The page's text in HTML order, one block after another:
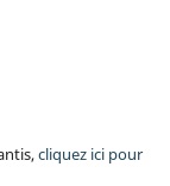
cliquez ici pour